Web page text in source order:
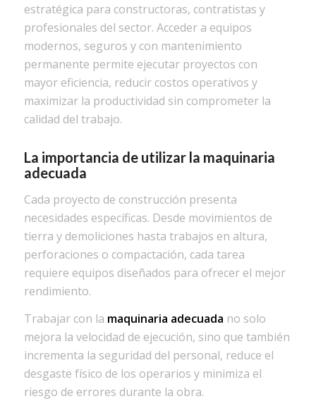
estratégica para constructoras, contratistas y
profesionales del sector. Acceder a equipos
modernos, seguros y con mantenimiento
permanente permite ejecutar proyectos con
mayor eficiencia, reducir costos operativos y
maximizar la productividad sin comprometer la
calidad del trabajo.
La importancia de utilizar la maquinaria
adecuada
Cada proyecto de construcción presenta
necesidades específicas. Desde movimientos de
tierra y demoliciones hasta trabajos en altura,
perforaciones o compactación, cada tarea
requiere equipos diseñados para ofrecer el mejor
rendimiento.
Trabajar con la maquinaria adecuada no solo
mejora la velocidad de ejecución, sino que también
incrementa la seguridad del personal, reduce el
desgaste físico de los operarios y minimiza el
riesgo de errores durante la obra.